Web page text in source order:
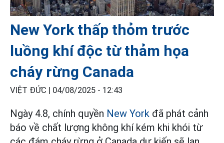
New York thấp thỏm trước
luồng khí độc từ thảm họa
cháy rừng Canada
VIỆT ĐỨC | 04/08/2025 - 12:43
Ngày 4.8, chính quyền New York đã phát cảnh
báo về chất lượng không khí kém khi khói từ